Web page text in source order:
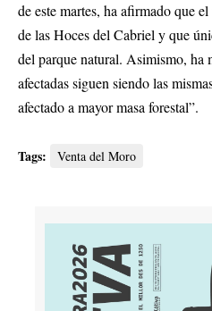
de este martes, ha afirmado que
de las Hoces del Cabriel y que
del parque natural. Asimismo, ha
afectadas siguen siendo las
afectado a mayor masa forestal”.
Tags: Venta del Moro